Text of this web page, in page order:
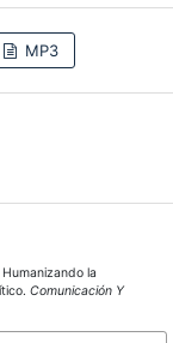
MP3
la
Comunicación Y